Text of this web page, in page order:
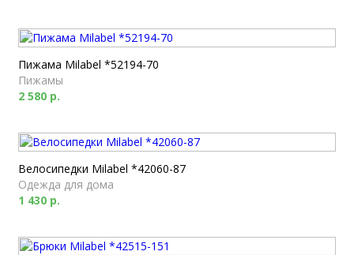
Пижама Milabel *52194-70
Пижамы
2 580 р.
Велосипедки Milabel *42060-87
Одежда для дома
1 430 р.